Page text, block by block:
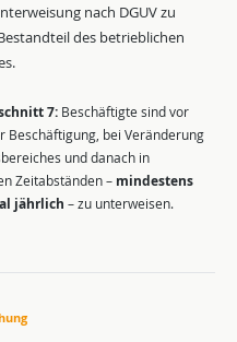
nach DGUV zu
des betrieblichen
7: Beschäftigte sind vor
Beschäftigung, bei Veränderung
und danach in
Zeitabständen – mindestens
jährlich – zu unterweisen.